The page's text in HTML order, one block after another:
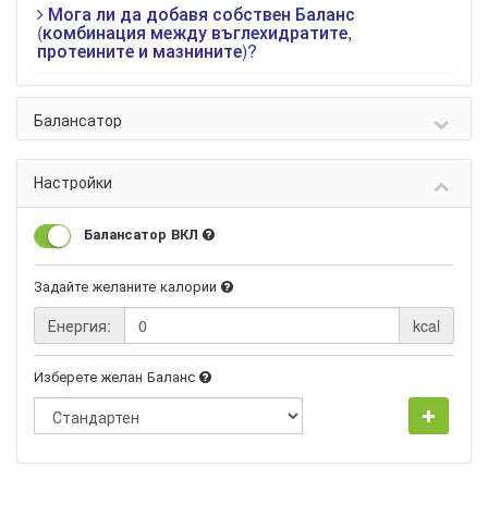
Мога ли да добавя собствен Баланс
(комбинация между въглехидратите,
протеините и мазнините)?
Балансатор
Настройки
Балансатор ВКЛ
Задайте желаните калории
Енергия: kcal
Изберете желан Баланс